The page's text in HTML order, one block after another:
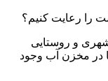
را رعایت کنیم؟
و روستایی
در مخزن آب وجود